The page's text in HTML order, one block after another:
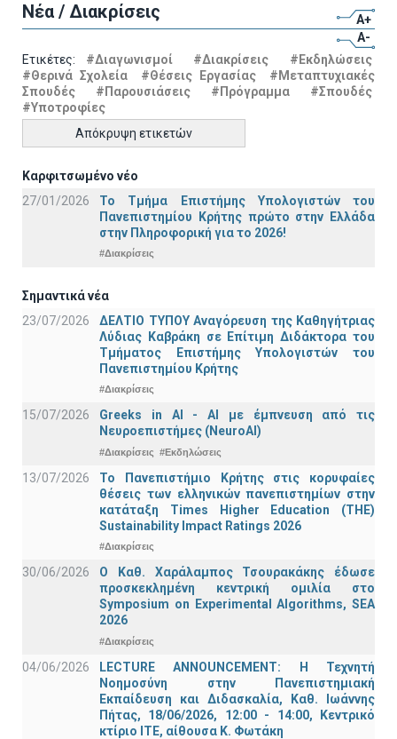
Νέα / Διακρίσεις
A+
A-
Ετικέτες: #Διαγωνισμοί #Διακρίσεις
#Εκδηλώσεις
#Θερινά Σχολεία
#Θέσεις Εργασίας
#Μεταπτυχιακές
Σπουδές
#Παρουσιάσεις #Πρόγραμμα
#Σπουδές
#Υποτροφίες
Απόκρυψη ετικετών
Καρφιτσωμένο νέο
27/01/2026
Το Τμήμα Επιστήμης Υπολογιστών του
Πανεπιστημίου Κρήτης πρώτο στην Ελλάδα
στην Πληροφορική για το 2026!
#Διακρίσεις
Σημαντικά νέα
23/07/2026
ΔΕΛΤΙΟ ΤΥΠΟΥ Αναγόρευση της Καθηγήτριας
Λύδιας Καβράκη σε Επίτιμη Διδάκτορα του
Τμήματος Επιστήμης Υπολογιστών του
Πανεπιστημίου Κρήτης
#Διακρίσεις
15/07/2026
Greeks in AI - ΑΙ με έμπνευση από τις
Νευροεπιστήμες (NeuroAI)
#Διακρίσεις #Εκδηλώσεις
13/07/2026
Το Πανεπιστήμιο Κρήτης στις κορυφαίες
θέσεις των ελληνικών πανεπιστημίων στην
κατάταξη Times Higher Education (ΤΗΕ)
Sustainability Impact Ratings 2026
#Διακρίσεις
30/06/2026
Ο Καθ. Χαράλαμπος Τσουρακάκης έδωσε
προσκεκλημένη κεντρική ομιλία στο
Symposium on Experimental Algorithms, SEA
2026
#Διακρίσεις
04/06/2026
LECTURE ANNOUNCEMENT: Η Τεχνητή
Νοημοσύνη στην Πανεπιστημιακή
Εκπαίδευση και Διδασκαλία, Καθ. Ιωάννης
Πήτας, 18/06/2026, 12:00 - 14:00, Κεντρικό
κτίριο ΙΤΕ, αίθουσα Κ. Φωτάκη